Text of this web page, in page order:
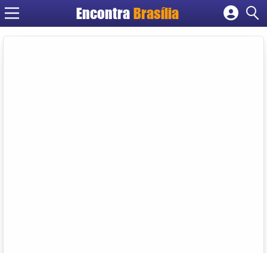
EncontraBrasília
Cadastrar empresa